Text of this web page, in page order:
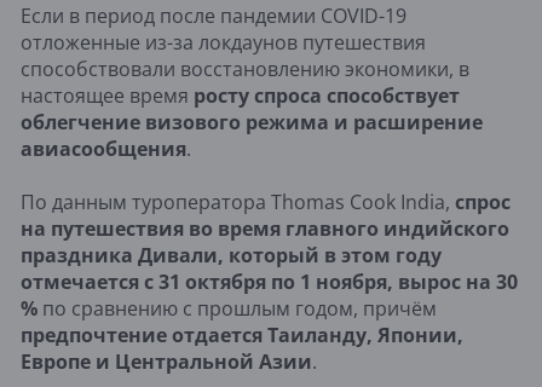
Если в период после пандемии COVID-19
отложенные из-за локдаунов путешествия
способствовали восстановлению экономики, в
настоящее время росту спроса способствует
облегчение визового режима и расширение
авиасообщения.
По данным туроператора Thomas Cook India, спрос
на путешествия во время главного индийского
праздника Дивали, который в этом году
отмечается с 31 октября по 1 ноября, вырос на 30
% по сравнению с прошлым годом, причём
предпочтение отдается Таиланду, Японии,
Европе и Центральной Азии.